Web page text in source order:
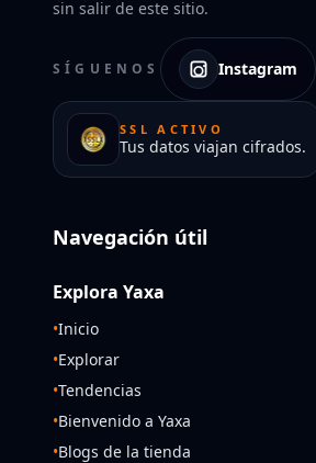
sin salir de este sitio.
SÍGUENOS Instagram
SSL ACTIVO
Tus datos viajan cifrados.
Navegación útil
Explora Yaxa
•Inicio
•Explorar
•Tendencias
•Bienvenido a Yaxa
•Blogs de la tienda